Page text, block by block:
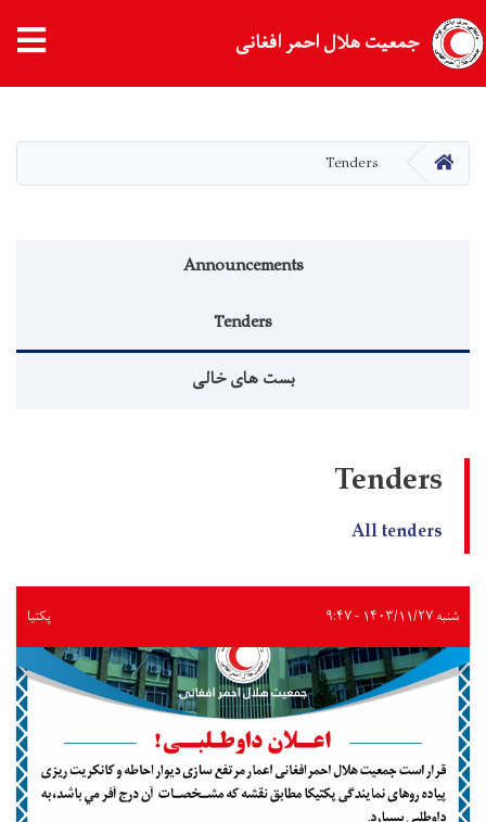
content
جمعیت هلال احمر افغانی
HOME
Tenders
Announcements
Tenders
بست های خالی
Tenders
All tenders
شنبه ۱۴۰۳/۱۱/۲۷ - ۹:۴۷ پکتیا